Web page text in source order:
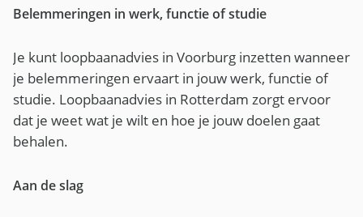
Belemmeringen in werk, functie of studie
Je kunt loopbaanadvies in Voorburg inzetten wanneer
je belemmeringen ervaart in jouw werk, functie of
studie. Loopbaanadvies in Rotterdam zorgt ervoor
dat je weet wat je wilt en hoe je jouw doelen gaat
behalen.
Aan de slag